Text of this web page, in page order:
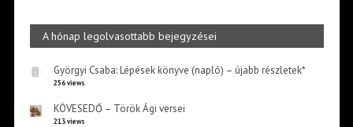
A hónap legolvasottabb bejegyzései
Györgyi Csaba: Lépések könyve (napló) – újabb részletek*
256 views
KÖVESEDŐ – Török Ági versei
213 views